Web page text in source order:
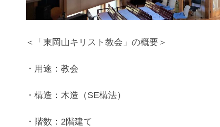
＜「東岡山キリスト教会」の概要＞
・用途：教会
・構造：木造（SE構法）
・階数：2階建て